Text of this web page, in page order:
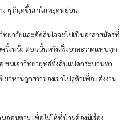
ง ๆ ก็ผุดขึ้นมาไม่หยุดหย่อน
ยาลัยและตัดสินใจจะไปเป็นอาสาสมัครที่
รั้งหนึ่ง ตอนนั้นหวังเฟิ่งอาละวาดแทบทุก
ขนเอาวิทยายุทธ์ทั้งสิบแปดกระบวนท่า
ยว่หานลูกสาวของเขาไปดูตัวเพื่อแต่งงาน
อ่อนตาม เพื่อไม่ให้ที่บ้านต้องมีเรื่อง